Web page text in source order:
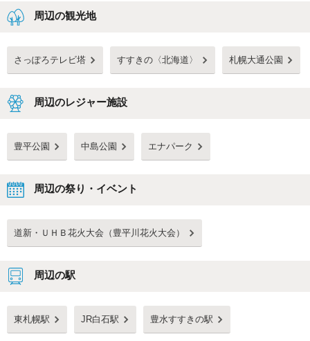
周辺の観光地
さっぽろテレビ塔 すすきの〈北海道〉 札幌大通公園
周辺のレジャー施設
豊平公園 中島公園 エナパーク
周辺の祭り・イベント
道新・ＵＨＢ花火大会（豊平川花火大会）
周辺の駅
東札幌駅 JR白石駅 豊水すすきの駅